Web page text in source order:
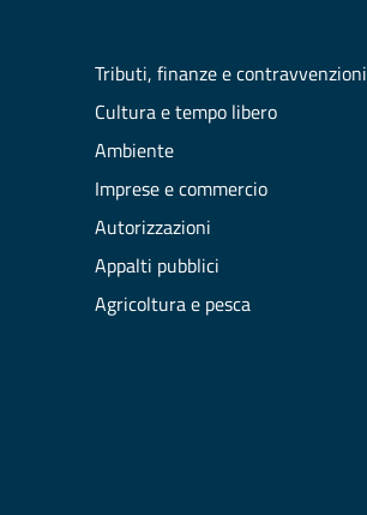
Tributi, finanze e contravvenzioni
Cultura e tempo libero
Ambiente
Imprese e commercio
Autorizzazioni
Appalti pubblici
Agricoltura e pesca